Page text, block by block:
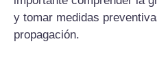
y tomar medidas
propagación.